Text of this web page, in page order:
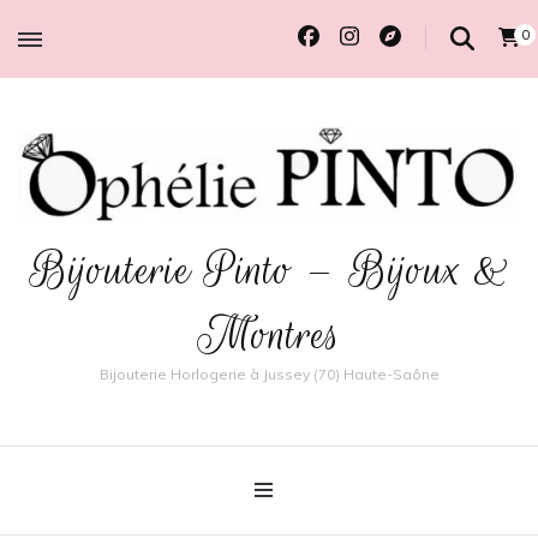
0
Bijouterie Pinto – Bijoux &
Montres
Bijouterie Horlogerie à Jussey (70) Haute-Saône